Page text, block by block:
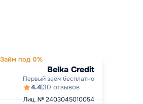
Займ под 0%
Belka Credit
Первый заём бесплатно
Лиц. № 2403045010054
4.4|30 отзывов